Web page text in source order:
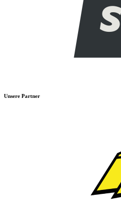
Unsere Partner